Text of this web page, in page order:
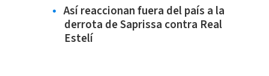
Así reaccionan fuera del país a la
derrota de Saprissa contra Real
Estelí